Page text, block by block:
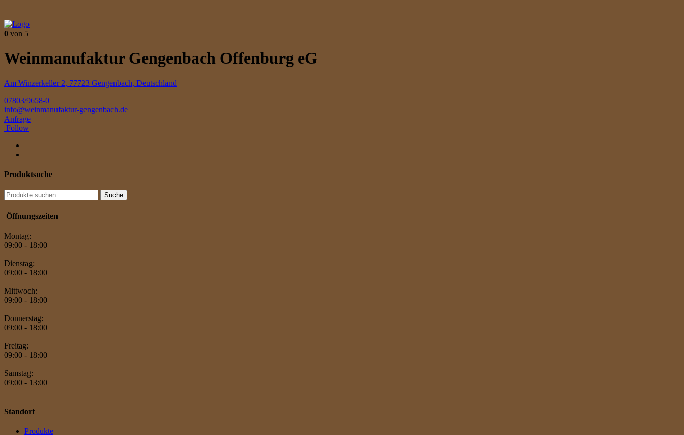
0 von 5
Weinmanufaktur Gengenbach Offenburg eG
Am Winzerkeller 2, 77723 Gengenbach, Deutschland
07803/9658-0
info@weinmanufaktur-gengenbach.de
Anfrage
Follow
Produktsuche
Suche
nach:
Suche
Öffnungszeiten
Montag:
09:00 - 18:00
Dienstag:
09:00 - 18:00
Mittwoch:
09:00 - 18:00
Donnerstag:
09:00 - 18:00
Freitag:
09:00 - 18:00
Samstag:
09:00 - 13:00
Standort
Produkte